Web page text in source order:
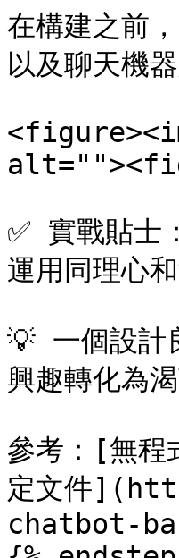
在構建之前
以及聊天機
✅ 實戰貼士
運用同理心
💡 一個設計
興趣轉化為
參考：[無
定文件
chatbot-